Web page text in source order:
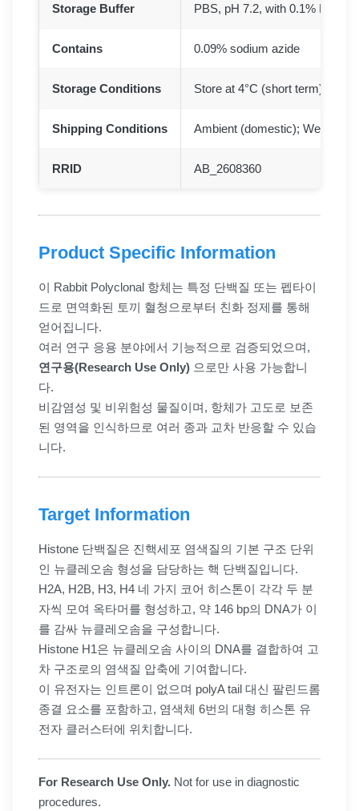
Storage Buffer PBS, pH 7.2, with 0.1% BSA,
Contains 0.09% sodium azide
Storage Conditions Store at 4°C (short term). For
Shipping Conditions Ambient (domestic); Wet ice
RRID AB_2608360
Product Specific Information
이 Rabbit Polyclonal 항체는 특정 단백질 또는 펩타이
드로 면역화된 토끼 혈청으로부터 친화 정제를 통해
얻어집니다.
여러 연구 응용 분야에서 기능적으로 검증되었으며,
연구용(Research Use Only) 으로만 사용 가능합니
다.
비감염성 및 비위험성 물질이며, 항체가 고도로 보존
된 영역을 인식하므로 여러 종과 교차 반응할 수 있습
니다.
Target Information
Histone 단백질은 진핵세포 염색질의 기본 구조 단위
인 뉴클레오솜 형성을 담당하는 핵 단백질입니다.
H2A, H2B, H3, H4 네 가지 코어 히스톤이 각각 두 분
자씩 모여 옥타머를 형성하고, 약 146 bp의 DNA가 이
를 감싸 뉴클레오솜을 구성합니다.
Histone H1은 뉴클레오솜 사이의 DNA를 결합하여 고
차 구조로의 염색질 압축에 기여합니다.
이 유전자는 인트론이 없으며 polyA tail 대신 팔린드롬
종결 요소를 포함하고, 염색체 6번의 대형 히스톤 유
전자 클러스터에 위치합니다.
For Research Use Only. Not for use in diagnostic
procedures.